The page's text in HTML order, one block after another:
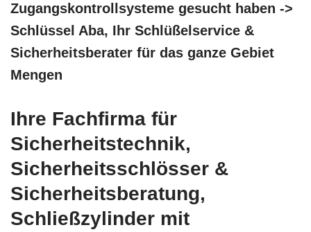
Zugangskontrollsysteme gesucht haben ->
Schlüssel Aba, Ihr Schlüßelservice &
Sicherheitsberater für das ganze Gebiet
Mengen
Ihre Fachfirma für
Sicherheitstechnik,
Sicherheitsschlösser &
Sicherheitsberatung,
Schließzylinder mit